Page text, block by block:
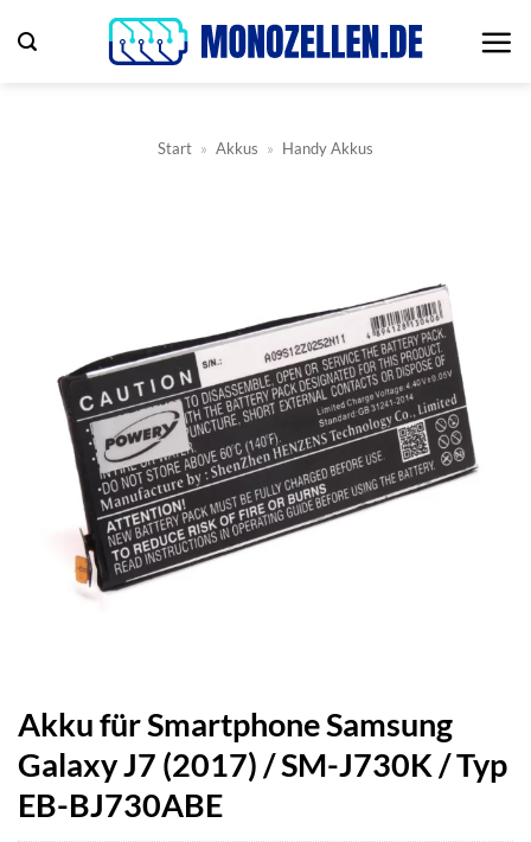
Inhalt
Start » Akkus » Handy Akkus
Akku für Smartphone Samsung
Galaxy J7 (2017) / SM-J730K / Typ
EB-BJ730ABE